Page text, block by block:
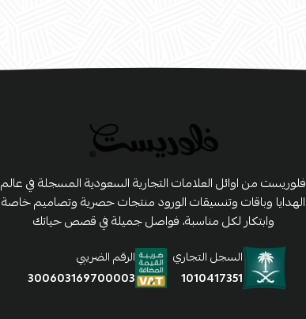
فلوريست من اوائل العلامات التجارية السعودية المسجلة في عالم
الهدايا وباقات وتنسيقات الورود منتجات حصرية وتصاميم خاصة
وابتكار لكل مناسبة، فواصل جميلة في قصص حياتك
السجل التجاري
1010417351
الرقم الضريبي
300603169700003